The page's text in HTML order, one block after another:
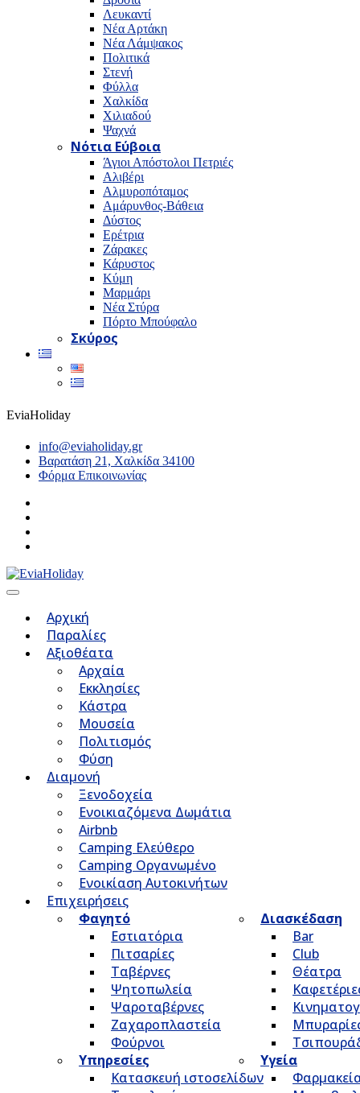
Λευκαντί
Νέα Αρτάκη
Νέα Λάμψακος
Πολιτικά
Στενή
Φύλλα
Χαλκίδα
Χιλιαδού
Ψαχνά
Νότια Εύβοια
Άγιοι Απόστολοι Πετριές
Αλιβέρι
Αλμυροπόταμος
Αμάρυνθος-Βάθεια
Δύστος
Ερέτρια
Ζάρακες
Κάρυστος
Κύμη
Μαρμάρι
Νέα Στύρα
Πόρτο Μπούφαλο
Σκύρος
EviaHoliday
info@eviaholiday.gr
Βαρατάση 21, Χαλκίδα 34100
Φόρμα Επικοινωνίας
Αρχική
Παραλίες
Αξιοθέατα
Αρχαία
Εκκλησίες
Κάστρα
Μουσεία
Πολιτισμός
Φύση
Διαμονή
Ξενοδοχεία
Ενοικιαζόμενα Δωμάτια
Airbnb
Camping Ελεύθερο
Camping Οργανωμένο
Ενοικίαση Αυτοκινήτων
Επιχειρήσεις
Φαγητό
Εστιατόρια
Πιτσαρίες
Ταβέρνες
Ψητοπωλεία
Ψαροταβέρνες
Ζαχαροπλαστεία
Φούρνοι
Διασκέδαση
Bar
Club
Θέατρα
Υπηρεσίες
Κατασκευή ιστοσελίδων
Υγεία